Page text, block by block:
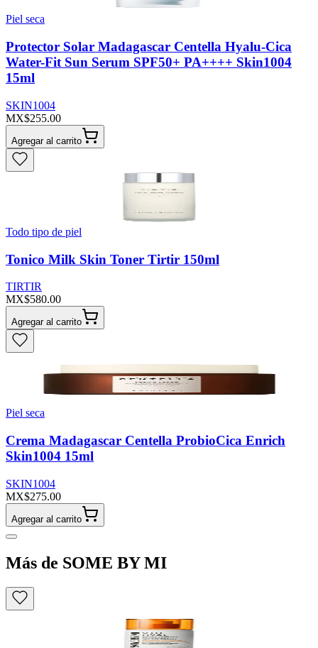
Piel seca
Protector Solar Madagascar Centella Hyalu-Cica
Water-Fit Sun Serum SPF50+ PA++++ Skin1004
15ml
SKIN1004
MX$255.00
Agregar al carrito
Todo tipo de piel
Tonico Milk Skin Toner Tirtir 150ml
TIRTIR
MX$580.00
Agregar al carrito
Piel seca
Crema Madagascar Centella ProbioCica Enrich
Skin1004 15ml
SKIN1004
MX$275.00
Agregar al carrito
Más de SOME BY MI